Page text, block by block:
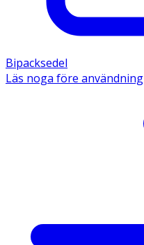
Bipacksedel
Läs noga före användning